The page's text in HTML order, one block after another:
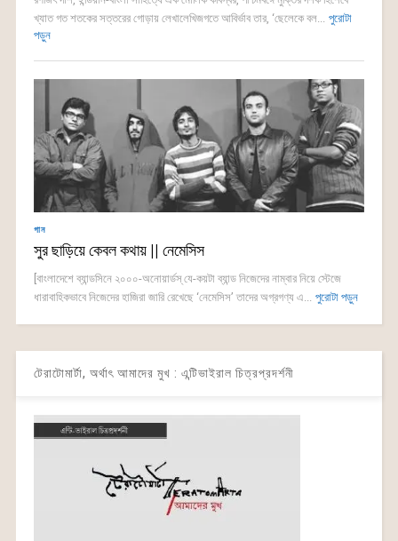
খ্যাত গত শতকের সত্তরের গোড়ায় লেখালেখিজগতে আবির্ভাব তার, ‘ছেলেকে বল... পুরোটা
পড়ুন
গান
সুর ছাড়িয়ে কেবল কথায় || নেমেসিস
[বাংলাদেশে ব্যান্ডসিনে ২০০০-অনোয়ার্ডস্ যে-কয়টা ব্যান্ড নিজেদের নাম্বার নিয়ে স্টেজে
ধারাবাহিকভাবে নিজেদের হাজিরা জারি রেখেছে ‘নেমেসিস’ তাদের অগ্রগণ্য এ... পুরোটা পড়ুন
টেরাটোমার্টা, অর্থাৎ আমাদের মুখ : এন্টিভাইরাল চিত্রপ্রদর্শনী